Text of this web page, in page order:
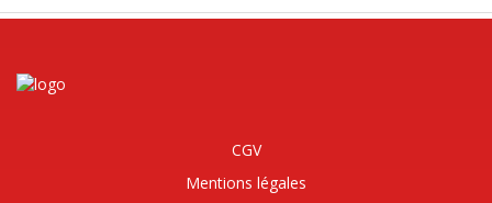
CGV
Mentions légales